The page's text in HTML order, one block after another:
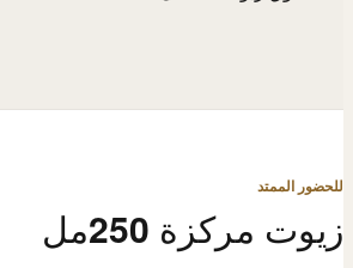
للحضور الممتد
زيوت مركزة 250مل